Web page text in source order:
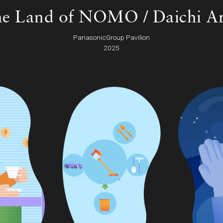
Land of NOMO / Daichi
PanasonicGroup Pavilion
2025